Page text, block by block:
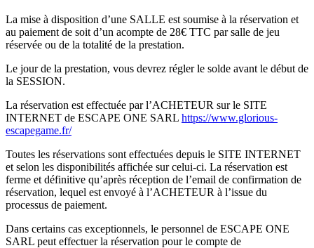
La mise à disposition d’une SALLE est soumise à la réservation et
au paiement de soit d’un acompte de 28€ TTC par salle de jeu
réservée ou de la totalité de la prestation.
Le jour de la prestation, vous devrez régler le solde avant le début de
la SESSION.
La réservation est effectuée par l’ACHETEUR sur le SITE
INTERNET de ESCAPE ONE SARL https://www.glorious-
escapegame.fr/
Toutes les réservations sont effectuées depuis le SITE INTERNET
et selon les disponibilités affichée sur celui-ci. La réservation est
ferme et définitive qu’après réception de l’email de confirmation de
réservation, lequel est envoyé à l’ACHETEUR à l’issue du
processus de paiement.
Dans certains cas exceptionnels, le personnel de ESCAPE ONE
SARL peut effectuer la réservation pour le compte de